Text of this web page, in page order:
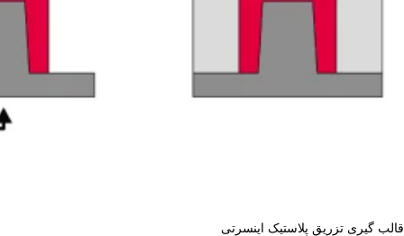
قالب گیری تزریق پلاستیک اینسرتی